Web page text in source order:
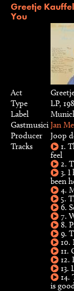
Greetje
You
Act
Type
LP,
Label
Gastmusici Jan
Producer
Joop
Tracks
1.
feel
2.
3. I
been
4.
5.
6.
7.
8.
9.
10.
11.
12.
13.
14.
is